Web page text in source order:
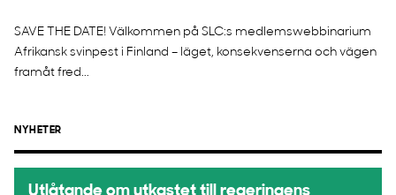
SAVE THE DATE! Välkommen på SLC:s medlemswebbinarium
Afrikansk svinpest i Finland – läget, konsekvenserna och vägen
framåt fred...
NYHETER